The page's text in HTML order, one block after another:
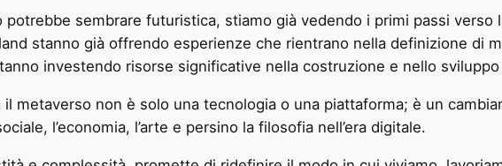
potrebbe sembrare futuristica, stiamo già vedendo i primi passi
stanno già offrendo esperienze che rientrano nella definizione di
investendo risorse significative nella costruzione e nello
metaverso non è solo una tecnologia o una piattaforma; è un
l’economia, l’arte e persino la filosofia nell’era digitale.